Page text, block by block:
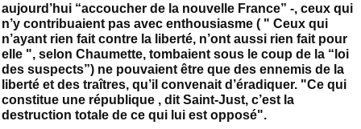
aujourd’hui “accoucher de la nouvelle France” -, ceux qui
n’y contribuaient pas avec enthousiasme ( " Ceux qui
n’ayant rien fait contre la liberté, n’ont aussi rien fait pour
elle ", selon Chaumette, tombaient sous le coup de la “loi
des suspects”) ne pouvaient être que des ennemis de la
liberté et des traîtres, qu’il convenait d’éradiquer. "Ce qui
constitue une république , dit Saint-Just, c’est la
destruction totale de ce qui lui est opposé".